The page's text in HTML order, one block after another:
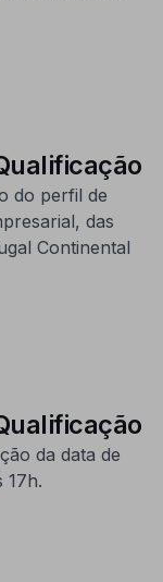
do perfil de
das
Continental
da data de
17h.